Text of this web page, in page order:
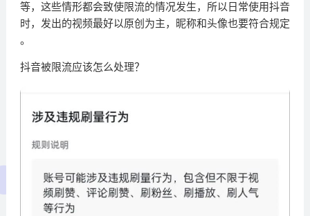
等，这些情形都会致使限流的情况发生，所以日常使用抖音
时，发出的视频最好以原创为主，昵称和头像也要符合规定
。
抖音被限流应该怎么处理？